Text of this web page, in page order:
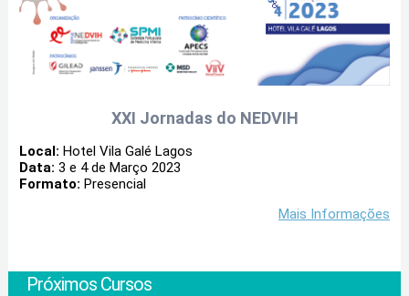
XXI Jornadas do NEDVIH
Local: Hotel Vila Galé Lagos
Data: 3 e 4 de Março 2023
Formato: Presencial
Mais Informações
Próximos Cursos